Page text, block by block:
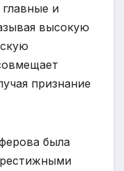
и
высокую
признание
была